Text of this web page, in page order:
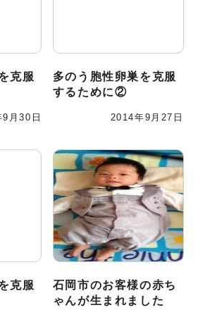
克服
月30日
多のう胞性卵巣を克服
するために②
2014年9月27日
克服
石岡市のお客様の赤ち
ゃんが生まれました